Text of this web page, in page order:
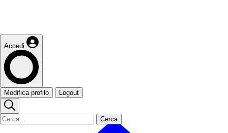
Accedi
Modifica profilo Logout
Cerca